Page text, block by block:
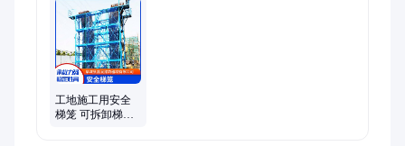
工地施工用安全
梯笼 可拆卸梯笼